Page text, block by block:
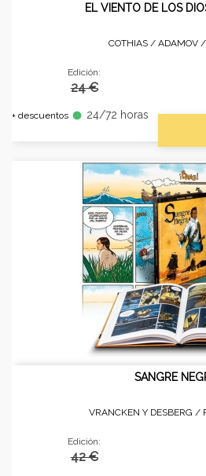
EL VIENTO DE LOS
COTHIAS / ADAMOV /
Edición:
24 €
+ descuentos fiber_manual_record 24/72 horas
SANGRE
VRANCKEN Y DESBERG /
Edición:
42 €